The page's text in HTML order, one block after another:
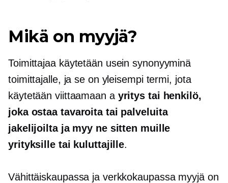
Mikä on myyjä?
Toimittajaa käytetään usein synonyyminä
toimittajalle, ja se on yleisempi termi, jota
käytetään viittaamaan a yritys tai henkilö,
joka ostaa tavaroita tai palveluita
jakelijoilta ja myy ne sitten muille
yrityksille tai kuluttajille.
Vähittäiskaupassa ja verkkokaupassa myyjä on